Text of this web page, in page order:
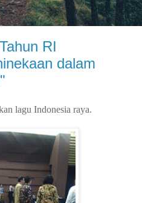
RI
dalam
lagu Indonesia raya.